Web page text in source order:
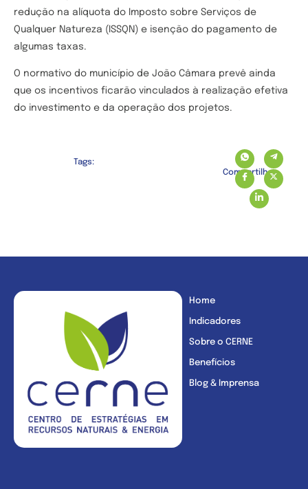
redução na alíquota do Imposto sobre Serviços de
Qualquer Natureza (ISSQN) e isenção do pagamento de
algumas taxas.
O normativo do município de João Câmara prevê ainda
que os incentivos ficarão vinculados à realização efetiva
do investimento e da operação dos projetos.
Tags:
Compartilhe:
Home
Indicadores
Sobre o CERNE
Benefícios
Blog & Imprensa